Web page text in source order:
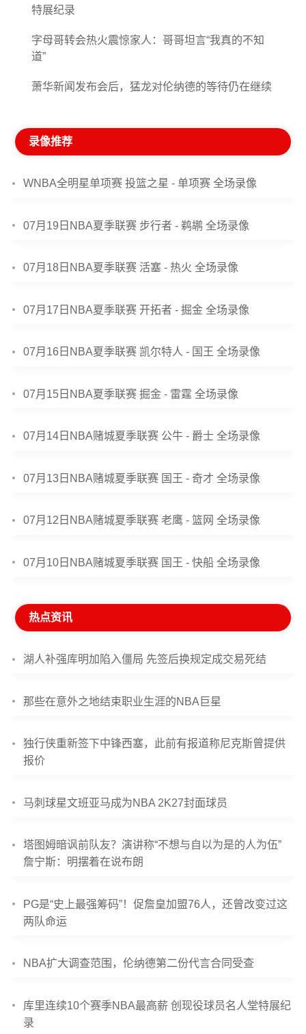
特展纪录
字母哥转会热火震惊家人：哥哥坦言“我真的不知
道”
萧华新闻发布会后，猛龙对伦纳德的等待仍在继续
录像推荐
WNBA全明星单项赛 投篮之星 - 单项赛 全场录像
07月19日NBA夏季联赛 步行者 - 鹈鹕 全场录像
07月18日NBA夏季联赛 活塞 - 热火 全场录像
07月17日NBA夏季联赛 开拓者 - 掘金 全场录像
07月16日NBA夏季联赛 凯尔特人 - 国王 全场录像
07月15日NBA夏季联赛 掘金 - 雷霆 全场录像
07月14日NBA赌城夏季联赛 公牛 - 爵士 全场录像
07月13日NBA赌城夏季联赛 国王 - 奇才 全场录像
07月12日NBA赌城夏季联赛 老鹰 - 篮网 全场录像
07月10日NBA赌城夏季联赛 国王 - 快船 全场录像
热点资讯
湖人补强库明加陷入僵局 先签后换规定成交易死结
那些在意外之地结束职业生涯的NBA巨星
独行侠重新签下中锋西塞，此前有报道称尼克斯曾提供
报价
马刺球星文班亚马成为NBA 2K27封面球员
塔图姆暗讽前队友？演讲称“不想与自以为是的人为伍”
詹宁斯：明摆着在说布朗
PG是“史上最强筹码”！促詹皇加盟76人，还曾改变过这
两队命运
NBA扩大调查范围，伦纳德第二份代言合同受查
库里连续10个赛季NBA最高薪 创现役球员名人堂特展纪
录